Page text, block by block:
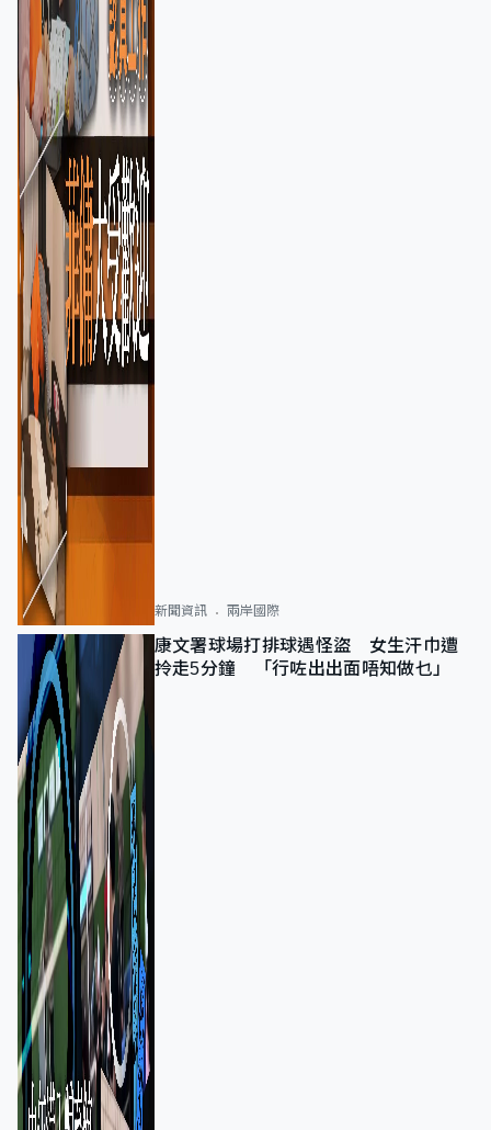
新聞資訊 兩岸國際
康文署球場打排球遇怪盜 女生汗巾遭
拎走5分鐘 「行咗出出面唔知做乜」